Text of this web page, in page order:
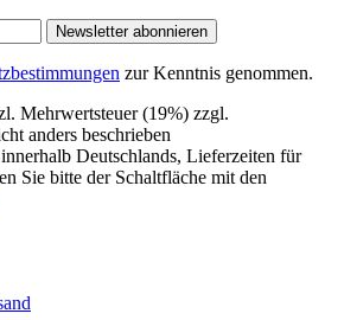
Newsletter abonnieren
zur Kenntnis genommen.
Mehrwertsteuer (19%) zzgl.
anders beschrieben
Deutschlands, Lieferzeiten für
Sie bitte der Schaltfläche mit den